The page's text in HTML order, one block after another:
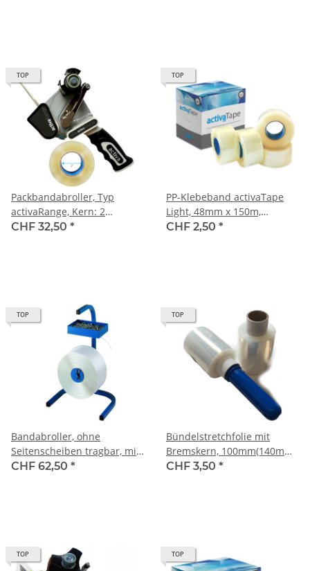
TOP
Packbandabroller, Typ
activaRange, Kern: 2
inches/5.08 cm, Abroller für
CHF 32,50 *
TOP
PP-Klebeband activaTape
Light, 48mm x 150m,
transparent, bis 40 kg
CHF 2,50 *
TOP
Bandabroller, ohne
Seitenscheiben tragbar, mit
Geräteschale für
CHF 62,50 *
TOP
Bündelstretchfolie mit
Bremskern, 100mm(140mm)
x 150m, 23 my, Standard
CHF 3,50 *
TOP TOP